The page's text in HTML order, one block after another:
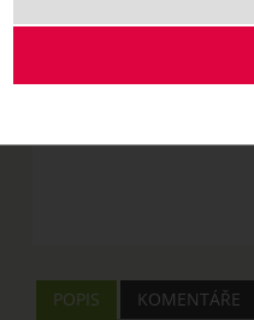
POPIS KOMENTÁŘE